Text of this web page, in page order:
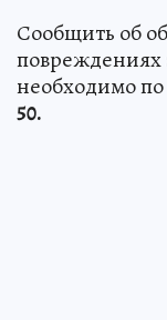
Сообщить об
повреждениях
необходимо
50.